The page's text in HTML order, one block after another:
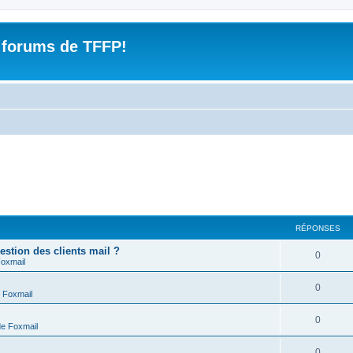
de TFFP!
RÉPONSES
des clients mail ? 0R
é
o
n
Foxmail
0R
é
o
Foxmail
0R
é